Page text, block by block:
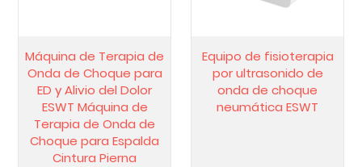
Máquina de Terapia de
Onda de Choque para
ED y Alivio del Dolor
ESWT Máquina de
Terapia de Onda de
Choque para Espalda
Cintura Pierna
Equipo de fisioterapia
por ultrasonido de
onda de choque
neumática ESWT